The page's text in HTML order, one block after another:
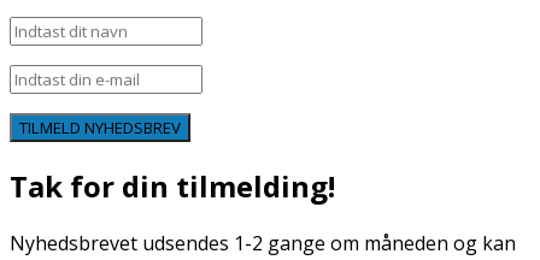
TILMELD NYHEDSBREV
Tak for din tilmelding!
Nyhedsbrevet udsendes 1-2 gange om måneden og kan